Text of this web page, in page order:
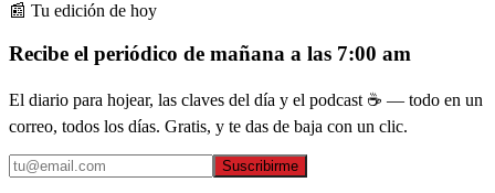
📰 Tu edición de hoy
Recibe el periódico de mañana a las 7:00 am
El diario para hojear, las claves del día y el podcast ☕ — todo en un
correo, todos los días. Gratis, y te das de baja con un clic.
Suscribirme